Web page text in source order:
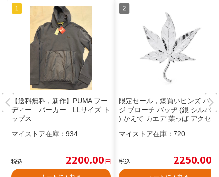
【送料無料，新作】PUMA フー
ディー パーカー LLサイズ ト
ップス
マイストア在庫： 934
税込 2200.00円
限定セール，爆買いピンズ バッ
ジ ブローチ バッヂ (銀 シルバー
) かえで カエデ 葉っぱ アクセサ
マイストア在庫： 720
税込 2250.00